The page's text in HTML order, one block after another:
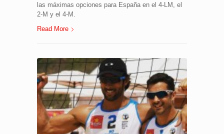
las máximas opciones para España en el 4-LM, el
2-M y el 4-M.
Read More